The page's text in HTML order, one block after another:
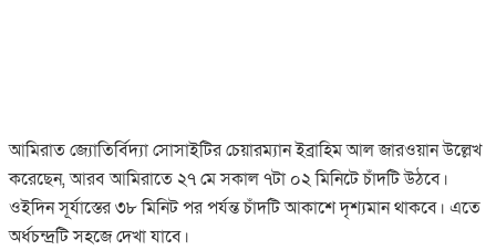
আমিরাত জ্যোতির্বিদ্যা সোসাইটির চেয়ারম্যান ইব্রাহিম আল জারওয়ান উল্লেখ
করেছেন, আরব আমিরাতে ২৭ মে সকাল ৭টা ০২ মিনিটে চাঁদটি উঠবে।
ওইদিন সূর্যাস্তের ৩৮ মিনিট পর পর্যন্ত চাঁদটি আকাশে দৃশ্যমান থাকবে। এতে
অর্ধচন্দ্রটি সহজে দেখা যাবে।